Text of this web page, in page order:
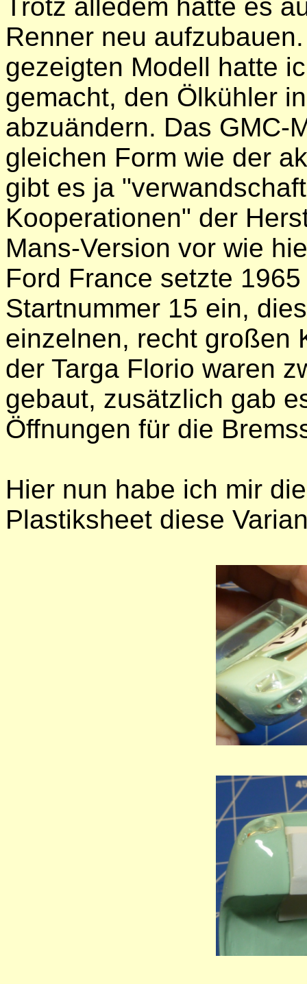
Trotz alledem hatte es
Renner neu
gezeigten Modell hatte
gemacht, den Ölkühler
abzuändern. Das GMC-
gleichen Form wie der
gibt es ja
Kooperationen" der
Mans-Version vor wie
Ford France setzte
Startnummer 15 ein,
einzelnen, recht großen
der Targa Florio waren
gebaut, zusätzlich gab
Öffnungen für die
Hier nun habe ich mir
Plastiksheet diese